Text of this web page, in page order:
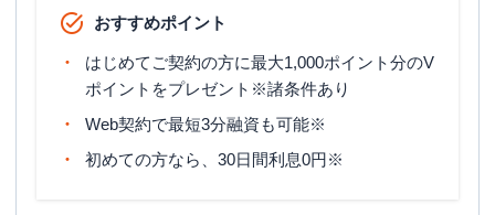
おすすめポイント
はじめてご契約の方に最大1,000ポイント分のV
ポイントをプレゼント※諸条件あり
Web契約で最短3分融資も可能※
初めての方なら、30日間利息0円※